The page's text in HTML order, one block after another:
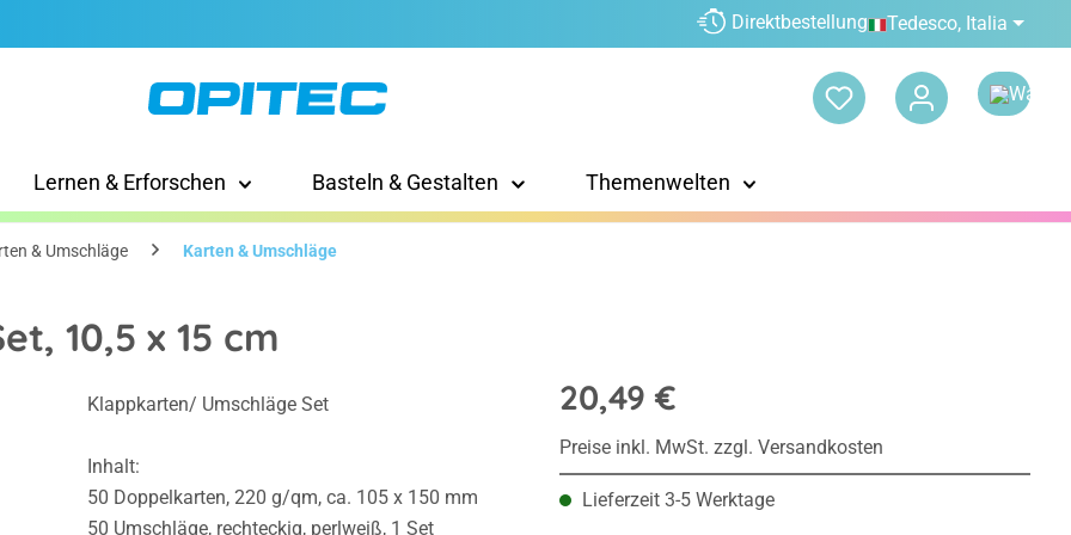
Direktbestellung Tedesco, Italia
Lernen & Erforschen Basteln & Gestalten Themenwelten
& Umschläge Karten & Umschläge
10,5 x 15 cm
Klappkarten/ Umschläge Set
Inhalt:
50 Doppelkarten, 220 g/qm, ca. 105 x 150 mm
50 Umschläge, rechteckig, perlweiß, 1 Set
20,49 €
Preise inkl. MwSt. zzgl. Versandkosten
Lieferzeit 3-5 Werktage